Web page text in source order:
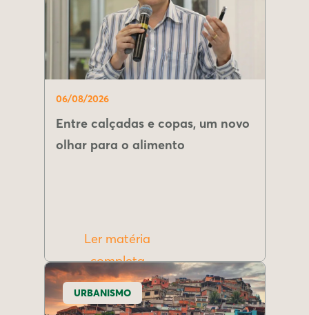
06/08/2026
Entre calçadas e copas, um novo
olhar para o alimento
Ler matéria
completa
URBANISMO